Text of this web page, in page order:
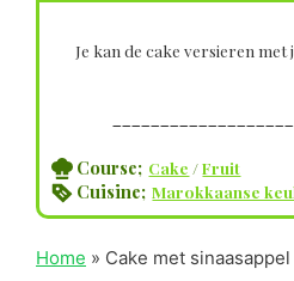
Je kan de cake versieren
Course; Cake /Fruit
Cuisine; Marokkaanse
Home » Cake met sinaasappel